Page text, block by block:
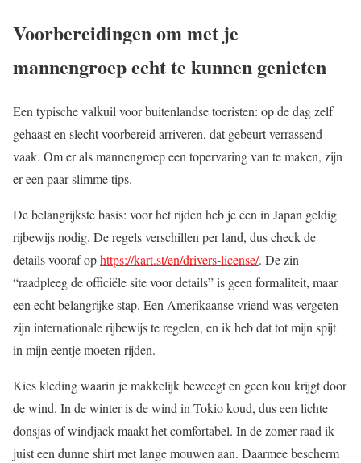
Voorbereidingen om met je
mannengroep echt te kunnen genieten
Een typische valkuil voor buitenlandse toeristen: op de dag zelf
gehaast en slecht voorbereid arriveren, dat gebeurt verrassend
vaak. Om er als mannengroep een topervaring van te maken, zijn
er een paar slimme tips.
De belangrijkste basis: voor het rijden heb je een in Japan geldig
rijbewijs nodig. De regels verschillen per land, dus check de
details vooraf ophttps://kart.st/en/drivers-license/. De zin
“raadpleeg de officiële site voor details” is geen formaliteit, maar
een echt belangrijke stap. Een Amerikaanse vriend was vergeten
zijn internationale rijbewijs te regelen, en ik heb dat tot mijn spijt
in mijn eentje moeten rijden.
Kies kleding waarin je makkelijk beweegt en geen kou krijgt door
de wind. In de winter is de wind in Tokio koud, dus een lichte
donsjas of windjack maakt het comfortabel. In de zomer raad ik
juist een dunne shirt met lange mouwen aan. Daarmee bescherm